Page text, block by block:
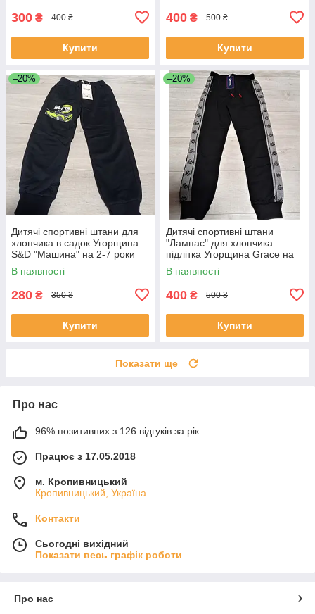
300 ₴ 400 ₴
Купити
400 ₴ 500 ₴
Купити
–20%
Дитячі спортивні штани для
хлопчика в садок Угорщина
S&D "Машина" на 2-7 роки
темно-сині
В наявності
280 ₴ 350 ₴
Купити
–20%
Дитячі спортивні штани
"Лампас" для хлопчика
підлітка Угорщина Grace на
6-7 років
В наявності
400 ₴ 500 ₴
Купити
Показати ще
Про нас
96% позитивних з 126 відгуків за рік
Працює з 17.05.2018
м. Кропивницький
Кропивницький, Україна
Контакти
Сьогодні вихідний
Показати весь графік роботи
Про нас